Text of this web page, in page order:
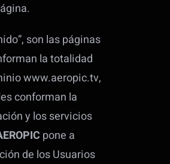
son las páginas
la totalidad
www.aeropic.tv,
conforman la
y los servicios
pone a
de los Usuarios